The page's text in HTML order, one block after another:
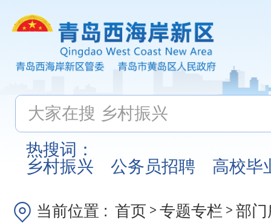
热搜词：
乡村振兴
公务员招聘 高校毕
当前位置 : 首页 > 专题专栏 > 部